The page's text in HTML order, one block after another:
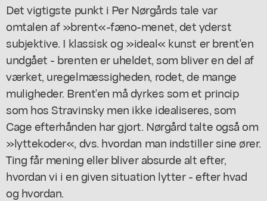
Det vigtigste punkt i Per Nørgårds tale var
omtalen af »brent«-fæno-menet, det yderst
subjektive. I klassisk og »ideal« kunst er brent'en
undgået - brenten er uheldet, som bliver en del af
værket, uregelmæssigheden, rodet, de mange
muligheder. Brent'en må dyrkes som et princip
som hos Stravinsky men ikke idealiseres, som
Cage efterhånden har gjort. Nørgård talte også om
»lyttekoder«, dvs. hvordan man indstiller sine ører.
Ting får mening eller bliver absurde alt efter,
hvordan vi i en given situation lytter - efter hvad
og hvordan.